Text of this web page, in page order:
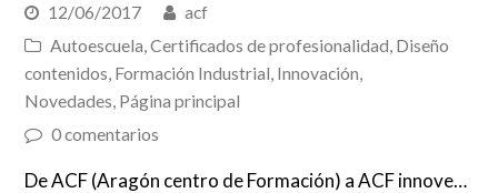
12/06/2017
acf
Autoescuela,Certificados de profesionalidad, Diseño
contenidos, Formación Industrial, Innovación,
Novedades, Página principal
0 comentarios
De ACF (Aragón centro de Formación) a ACF innove…